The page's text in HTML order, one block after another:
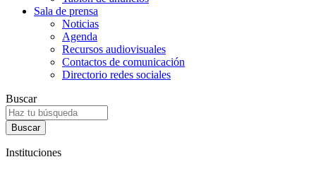
Sala de prensa
Noticias
Agenda
Recursos audiovisuales
Contactos de comunicación
Directorio redes sociales
Buscar
Instituciones